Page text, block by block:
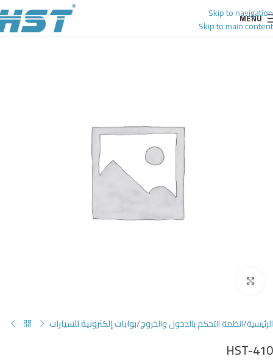
Skip to navigation
Skip to main content
MENU
الرئيسية انظمة التحكم بالدخول والخروج بوابات إلكترونية للسيارات
HST-410